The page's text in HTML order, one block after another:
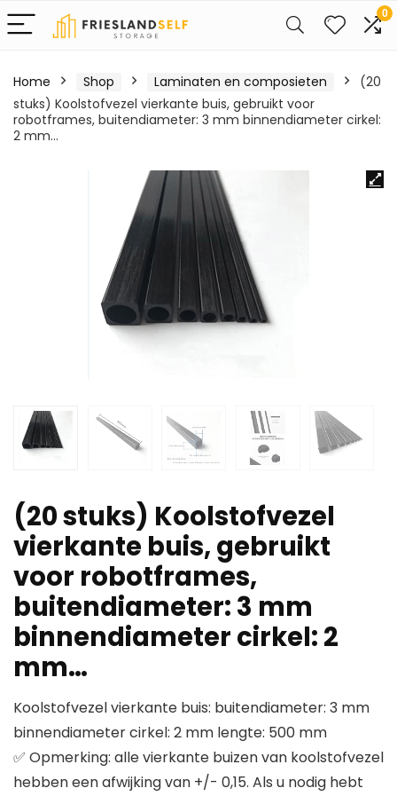
0
Home Shop Laminaten en composieten
(20
stuks) Koolstofvezel vierkante buis, gebruikt voor
robotframes, buitendiameter: 3 mm binnendiameter cirkel:
2 mm…
(20 stuks) Koolstofvezel
vierkante buis, gebruikt
voor robotframes,
buitendiameter: 3 mm
binnendiameter cirkel: 2
mm…
Koolstofvezel vierkante buis: buitendiameter: 3 mm
binnendiameter cirkel: 2 mm lengte: 500 mm
✅ Opmerking: alle vierkante buizen van koolstofvezel
hebben een afwijking van +/- 0,15. Als u nodig hebt